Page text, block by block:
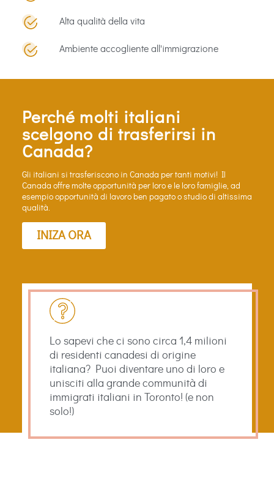
Alta qualità della vita
Ambiente accogliente all'immigrazione
Perché molti italiani
scelgono di trasferirsi in
Canada?
Gli italiani si trasferiscono in Canada per tanti motivi! Il
Canada offre molte opportunità per loro e le loro famiglie, ad
esempio opportunità di lavoro ben pagato o studio di altissima
qualità.
INIZA ORA
Lo sapevi che ci sono circa 1,4 milioni
di residenti canadesi di origine
italiana? Puoi diventare uno di loro e
unisciti alla grande communità di
immigrati italiani in Toronto! (e non
solo!)